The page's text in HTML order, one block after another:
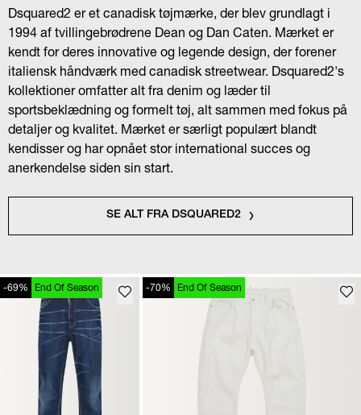
Dsquared2 er et canadisk tøjmærke, der blev grundlagt i
1994 af tvillingebrødrene Dean og Dan Caten. Mærket er
kendt for deres innovative og legende design, der forener
italiensk håndværk med canadisk streetwear. Dsquared2's
kollektioner omfatter alt fra denim og læder til
sportsbeklædning og formelt tøj, alt sammen med fokus på
detaljer og kvalitet. Mærket er særligt populært blandt
kendisser og har opnået stor international succes og
anerkendelse siden sin start.
SE ALT FRA DSQUARED2
-69% End Of Season -70% End Of Season